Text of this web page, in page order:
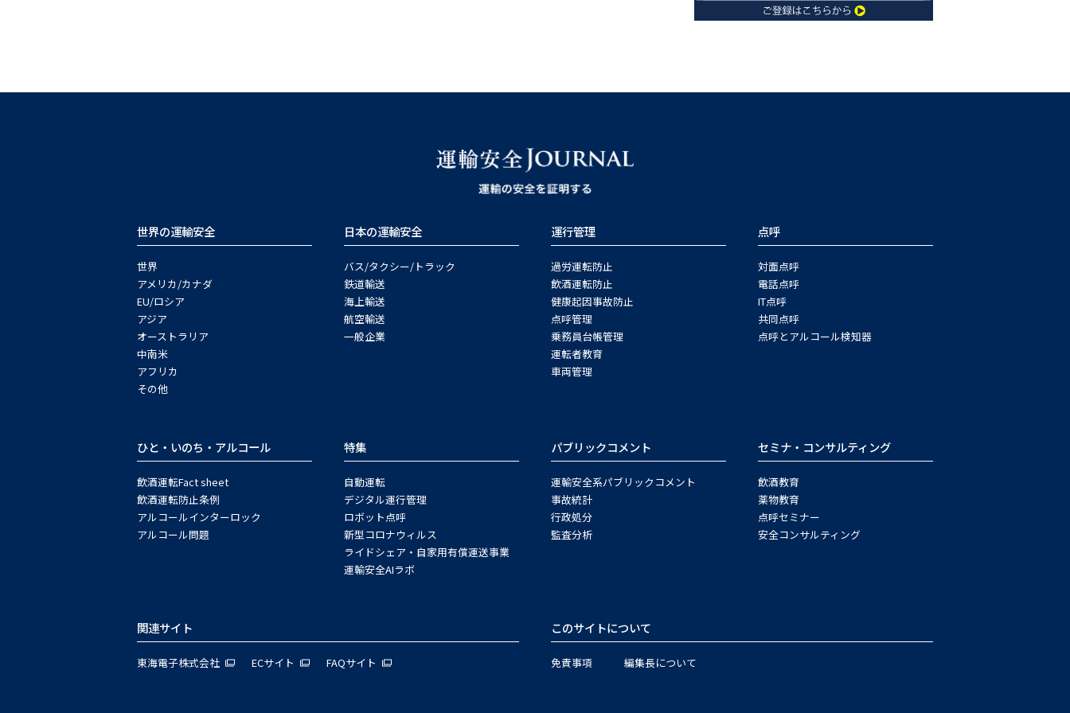
世界の運輸安全
世界
アメリカ/カナダ
EU/ロシア
アジア
オーストラリア
中南米
アフリカ
その他
日本の運輸安全
バス/タクシー/トラック
鉄道輸送
海上輸送
航空輸送
一般企業
運行管理
過労運転防止
飲酒運転防止
健康起因事故防止
点呼管理
乗務員台帳管理
運転者教育
車両管理
点呼
対面点呼
電話点呼
IT点呼
共同点呼
点呼とアルコール検知器
ひと・いのち・アルコール
飲酒運転Fact sheet
飲酒運転防止条例
アルコールインターロック
アルコール問題
特集
自動運転
デジタル運行管理
ロボット点呼
新型コロナウィルス
ライドシェア・自家用有償運送事業
運輸安全AIラボ
パブリックコメント
運輸安全系パブリックコメント
事故統計
行政処分
監査分析
セミナ・コンサルティング
飲酒教育
薬物教育
点呼セミナー
安全コンサルティング
関連サイト
東海電子株式会社 ECサイト FAQサイト
このサイトについて
免責事項 編集長について